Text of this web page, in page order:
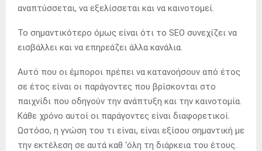
αναπτύσσεται, να εξελίσσεται και να καινοτομεί.
Το σημαντικότερο όμως είναι ότι το SEO συνεχίζει να
εισβάλλει και να επηρεάζει άλλα κανάλια.
Αυτό που οι έμποροι πρέπει να κατανοήσουν από έτος
σε έτος είναι οι παράγοντες που βρίσκονται στο
παιχνίδι που οδηγούν την ανάπτυξη και την καινοτομία.
Κάθε χρόνο αυτοί οι παράγοντες είναι διαφορετικοί.
Ωστόσο, η γνώση του τι είναι, είναι εξίσου σημαντική με
την εκτέλεση σε αυτά καθ ‘όλη τη διάρκεια του έτους.